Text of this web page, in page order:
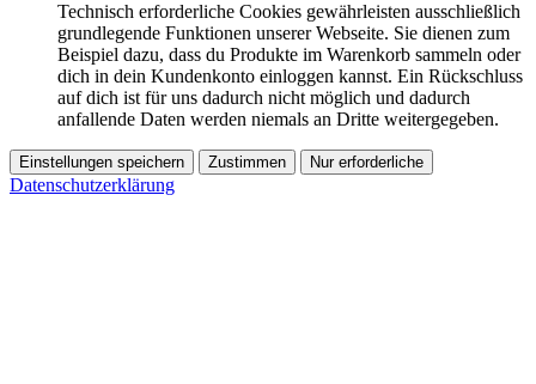
Technisch erforderliche Cookies gewährleisten ausschließlich
grundlegende Funktionen unserer Webseite. Sie dienen zum
Beispiel dazu, dass du Produkte im Warenkorb sammeln oder
dich in dein Kundenkonto einloggen kannst. Ein Rückschluss
auf dich ist für uns dadurch nicht möglich und dadurch
anfallende Daten werden niemals an Dritte weitergegeben.
Einstellungen speichern Zustimmen Nur erforderliche
Datenschutzerklärung